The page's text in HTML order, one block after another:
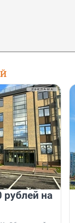
рублей на